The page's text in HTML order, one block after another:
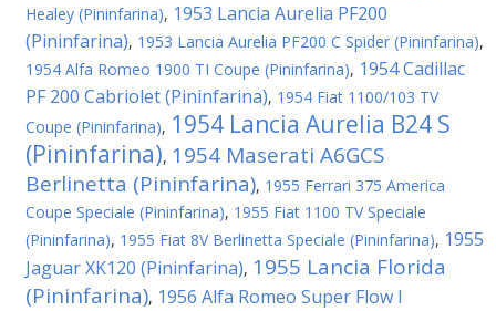
Healey (Pininfarina), 1953 Lancia Aurelia PF200
(Pininfarina), 1953 Lancia Aurelia PF200 C Spider (Pininfarina),
1954 Alfa Romeo 1900 TI Coupe (Pininfarina), 1954 Cadillac
PF 200 Cabriolet (Pininfarina), 1954 Fiat 1100/103 TV
Coupe (Pininfarina), 1954 Lancia Aurelia B24 S
(Pininfarina), 1954 Maserati A6GCS
Berlinetta (Pininfarina), 1955 Ferrari 375 America
Coupe Speciale (Pininfarina), 1955 Fiat 1100 TV Speciale
(Pininfarina), 1955 Fiat 8V Berlinetta Speciale (Pininfarina), 1955
Jaguar XK120 (Pininfarina), 1955 Lancia Florida
(Pininfarina), 1956 Alfa Romeo Super Flow I